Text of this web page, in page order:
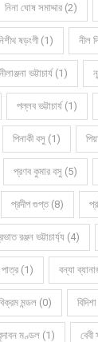
নিনা ঘোষ সমাদ্দার (2)
ষড়ংগী (1) নীল
নীলাঞ্জনা ভট্টাচার্য (1)
পল্লব ভট্টাচার্য (1)
পিনাকী বসু (1)
প্রণব কুমার বসু (5)
প্রদীপ গুপ্ত (8)
রঞ্জন ভট্টাচার্য্য (4)
পাত্র (1) বন্যা
মন্ডল (0)
মণ্ডল (1)